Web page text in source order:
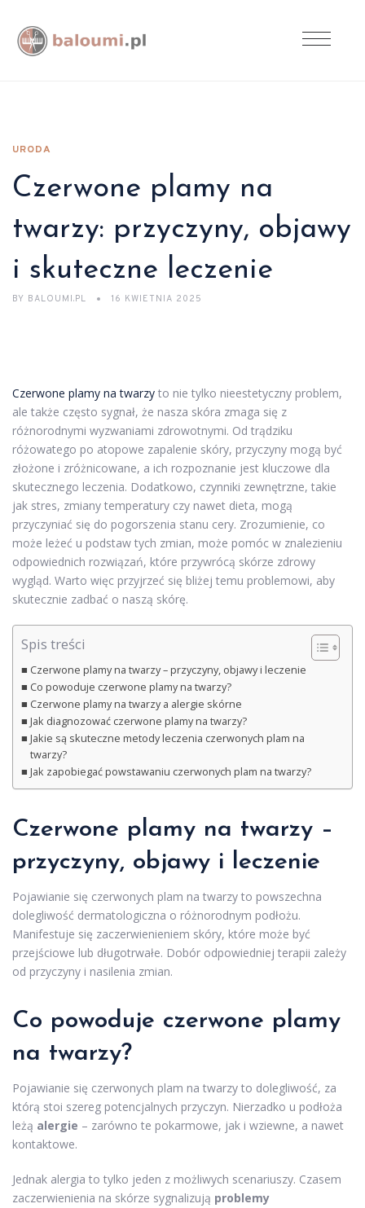
URODA
Czerwone plamy na
twarzy: przyczyny, objawy
i skuteczne leczenie
BY BALOUMI.PL 16 KWIETNIA 2025
Czerwone plamy na twarzy to nie tylko nieestetyczny problem,
ale także często sygnał, że nasza skóra zmaga się z
różnorodnymi wyzwaniami zdrowotnymi. Od trądziku
różowatego po atopowe zapalenie skóry, przyczyny mogą być
złożone i zróżnicowane, a ich rozpoznanie jest kluczowe dla
skutecznego leczenia. Dodatkowo, czynniki zewnętrzne, takie
jak stres, zmiany temperatury czy nawet dieta, mogą
przyczyniać się do pogorszenia stanu cery. Zrozumienie, co
może leżeć u podstaw tych zmian, może pomóc w znalezieniu
odpowiednich rozwiązań, które przywrócą skórze zdrowy
wygląd. Warto więc przyjrzeć się bliżej temu problemowi, aby
skutecznie zadbać o naszą skórę.
Spis treści
Czerwone plamy na twarzy – przyczyny, objawy i leczenie
Co powoduje czerwone plamy na twarzy?
Czerwone plamy na twarzy a alergie skórne
Jak diagnozować czerwone plamy na twarzy?
Jakie są skuteczne metody leczenia czerwonych plam na
twarzy?
Jak zapobiegać powstawaniu czerwonych plam na twarzy?
Czerwone plamy na twarzy –
przyczyny, objawy i leczenie
Pojawianie się czerwonych plam na twarzy to powszechna
dolegliwość dermatologiczna o różnorodnym podłożu.
Manifestuje się zaczerwienieniem skóry, które może być
przejściowe lub długotrwałe. Dobór odpowiedniej terapii zależy
od przyczyny i nasilenia zmian.
Co powoduje czerwone plamy
na twarzy?
Pojawianie się czerwonych plam na twarzy to dolegliwość, za
którą stoi szereg potencjalnych przyczyn. Nierzadko u podłoża
leżą alergie – zarówno te pokarmowe, jak i wziewne, a nawet
kontaktowe.
Jednak alergia to tylko jeden z możliwych scenariuszy. Czasem
zaczerwienienia na skórze sygnalizują problemy